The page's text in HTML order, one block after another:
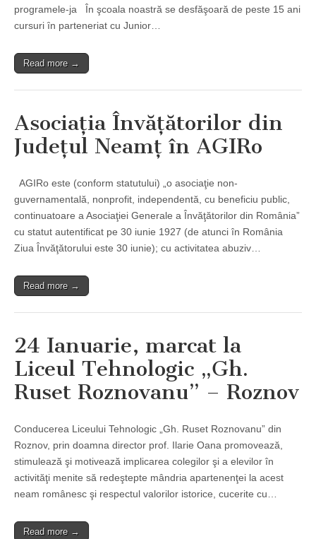
programele-ja În şcoala noastră se desfăşoară de peste 15 ani
cursuri ȋn parteneriat cu Junior…
Read more →
Asociaţia Învăţătorilor din
Judeţul Neamţ în AGIRo
AGIRo este (conform statutului) „o asociaţie non-
guvernamentală, nonprofit, independentă, cu beneficiu public,
continuatoare a Asociaţiei Generale a Învăţătorilor din România”
cu statut autentificat pe 30 iunie 1927 (de atunci în România
Ziua Învăţătorului este 30 iunie); cu activitatea abuziv…
Read more →
24 Ianuarie, marcat la
Liceul Tehnologic „Gh.
Ruset Roznovanu” – Roznov
Conducerea Liceului Tehnologic „Gh. Ruset Roznovanu” din
Roznov, prin doamna director prof. Ilarie Oana promovează,
stimulează şi motivează implicarea colegilor şi a elevilor în
activităţi menite să redeştepte mândria apartenenţei la acest
neam românesc şi respectul valorilor istorice, cucerite cu…
Read more →